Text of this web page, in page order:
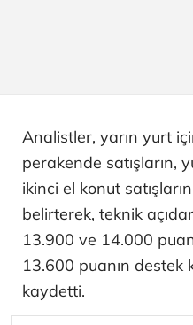
Analistler, yarın yurt
perakende satışların,
ikinci el konut
belirterek, teknik
13.900 ve 14.000
13.600 puanın destek
kaydetti.